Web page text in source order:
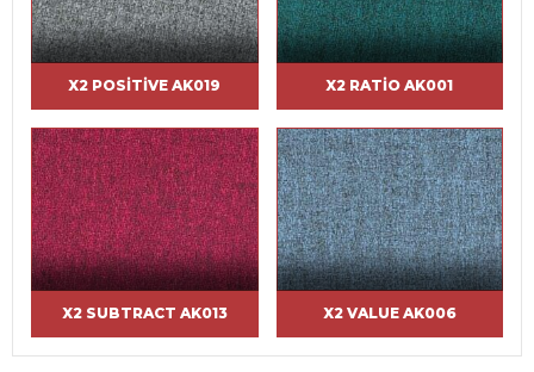
X2 POSITIVE AK019 X2 RATIO AK001
X2 SUBTRACT AK013 X2 VALUE AK006